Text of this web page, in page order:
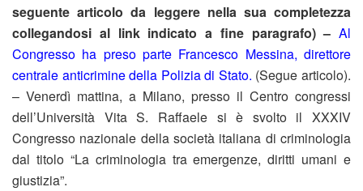
seguente articolo da leggere nella sua completezza
collegandosi al link indicato a fine paragrafo) – Al
Congresso ha preso parte Francesco Messina, direttore
centrale anticrimine della Polizia di Stato. (Segue articolo).
– Venerdì mattina, a Milano, presso il Centro congressi
dell’Università Vita S. Raffaele si è svolto il XXXIV
Congresso nazionale della società italiana di criminologia
dal titolo “La criminologia tra emergenze, diritti umani e
giustizia”.